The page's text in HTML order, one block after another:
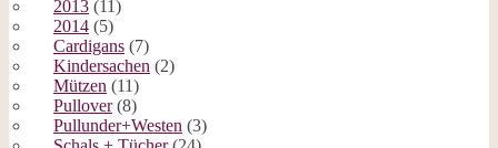
2013 (11)
2014 (5)
Cardigans (7)
Kindersachen (2)
Mützen (11)
Pullover(8)
Pullunder+Westen (3)